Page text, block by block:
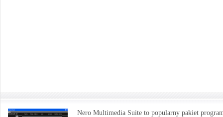
Nero Multimedia Suite to popularny pakiet